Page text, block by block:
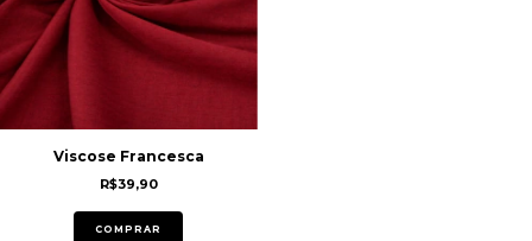
Viscose Francesca
R$39,90
COMPRAR